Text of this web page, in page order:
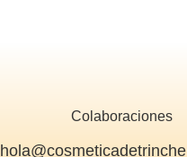
Colaboraciones